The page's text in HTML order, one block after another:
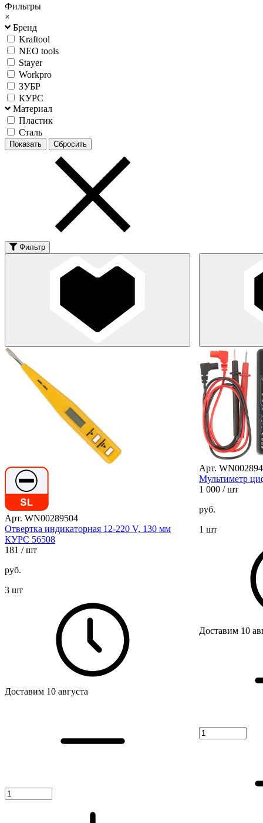
Фильтры
×
Бренд
Kraftool
NEO tools
Stayer
Workpro
ЗУБР
КУРС
Материал
Пластик
Сталь
Фильтр
Арт. WN00289504
Отвертка индикаторная 12-220 V, 130 мм
КУРС 56508
181 / шт
руб.
3 шт
Доставим 10 августа
Арт.
Мультиметр
1 000 / шт
руб.
1 шт
Доставим 10